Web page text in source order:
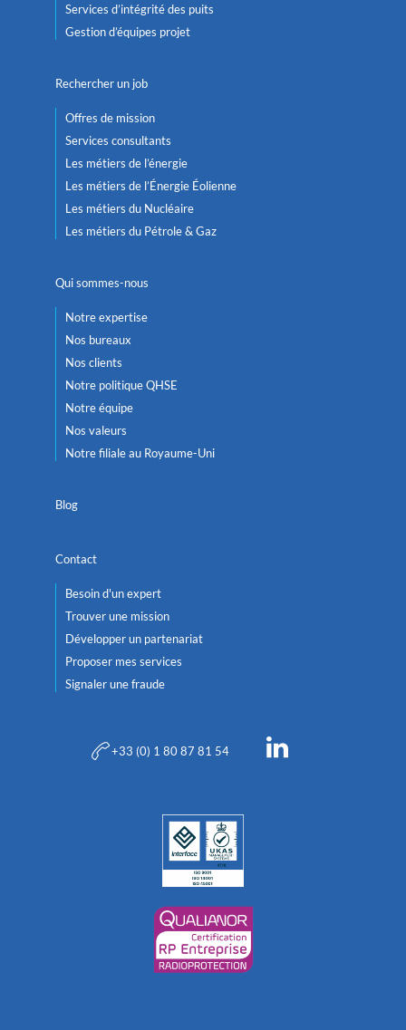
Services d’intégrité des puits
Gestion d’équipes projet
Rechercher un job
Offres de mission
Services consultants
Les métiers de l’énergie
Les métiers de l’Énergie Éolienne
Les métiers du Nucléaire
Les métiers du Pétrole & Gaz
Qui sommes-nous
Notre expertise
Nos bureaux
Nos clients
Notre politique QHSE
Notre équipe
Nos valeurs
Notre filiale au Royaume-Uni
Blog
Contact
Besoin d'un expert
Trouver une mission
Développer un partenariat
Proposer mes services
Signaler une fraude
+33 (0) 1 80 87 81 54